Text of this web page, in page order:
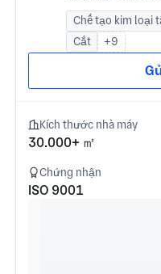
Chế tạo kim loại
Cắt
+9
Kích thước nhà máy
30.000+ ㎡
Chứng nhận
ISO 9001